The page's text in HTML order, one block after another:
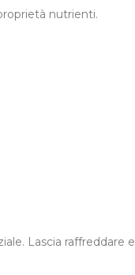
nutrienti.
Lascia raffreddare e